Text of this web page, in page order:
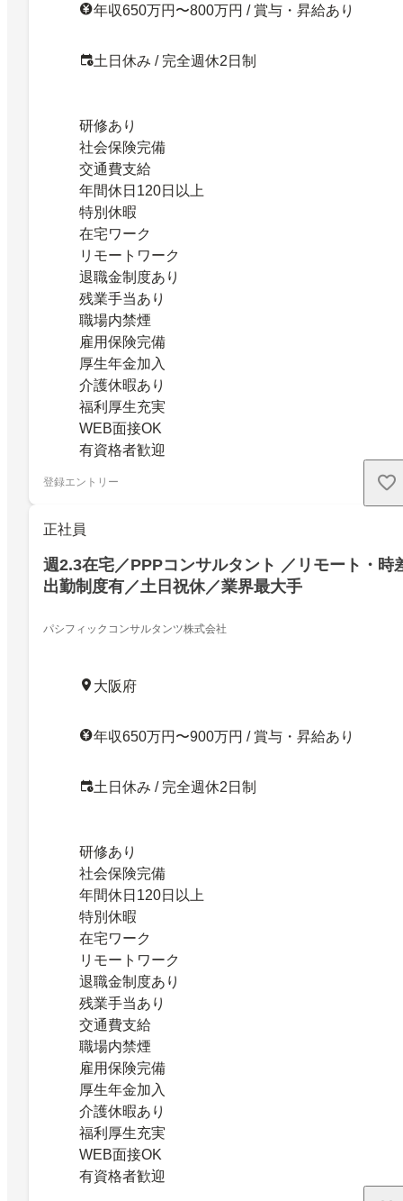
年収650万円〜800万円 / 賞与・昇給あり
土日休み / 完全週休2日制
研修あり
社会保険完備
交通費支給
年間休日120日以上
特別休暇
在宅ワーク
リモートワーク
退職金制度あり
残業手当あり
職場内禁煙
雇用保険完備
厚生年金加入
介護休暇あり
福利厚生充実
WEB面接OK
有資格者歓迎
登録エントリー
正社員
週2.3在宅／PPPコンサルタント ／リモート・時
出勤制度有／土日祝休／業界最大手
パシフィックコンサルタンツ株式会社
大阪府
年収650万円〜900万円 / 賞与・昇給あり
土日休み / 完全週休2日制
研修あり
社会保険完備
年間休日120日以上
特別休暇
在宅ワーク
リモートワーク
退職金制度あり
残業手当あり
交通費支給
職場内禁煙
雇用保険完備
厚生年金加入
介護休暇あり
福利厚生充実
WEB面接OK
有資格者歓迎